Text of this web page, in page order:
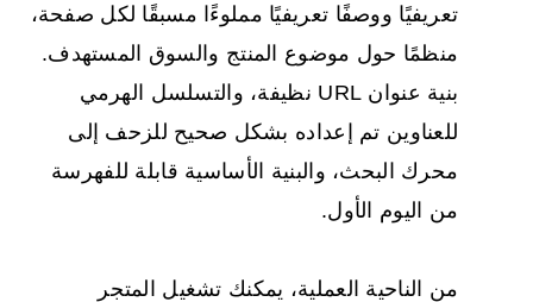
تعريفيًا ووصفًا تعريفيًا مملوءًا مسبقًا لكل صفحة،
منظمًا حول موضوع المنتج والسوق المستهدف.
بنية عنوان URL نظيفة، والتسلسل الهرمي
للعناوين تم إعداده بشكل صحيح للزحف إلى
محرك البحث، والبنية الأساسية قابلة للفهرسة
من اليوم الأول.
من الناحية العملية، يمكنك تشغيل المتجر